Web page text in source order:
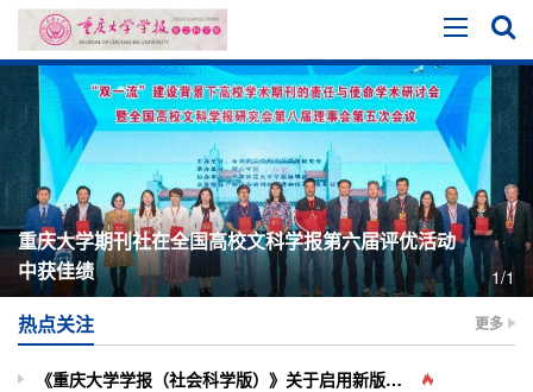
重庆大学期刊社在全国高校文科学报第六届评优活动
中获佳绩
1/1
热点关注 更多
《重庆大学学报（社会科学版）》关于启用新版投审稿系统的通知